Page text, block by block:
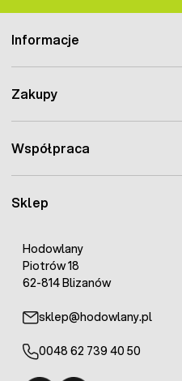
Sklep
Hodowlany
Piotrów 18
62-814 Blizanów
sklep@hodowlany.pl
0048 62 739 40 50
Informacje
Zakupy
Współpraca